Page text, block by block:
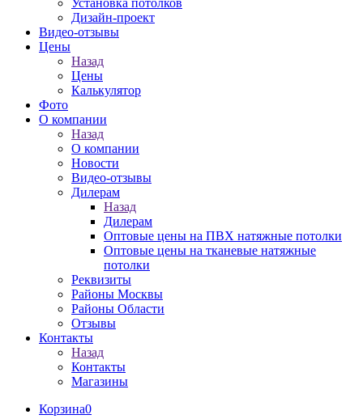
Установка потолков
Дизайн-проект
Видео-отзывы
Цены
Назад
Цены
Калькулятор
Фото
О компании
Назад
О компании
Новости
Видео-отзывы
Дилерам
Назад
Дилерам
Оптовые цены на ПВХ натяжные потолки
Оптовые цены на тканевые натяжные
потолки
Реквизиты
Районы Москвы
Районы Области
Отзывы
Контакты
Назад
Контакты
Магазины
Корзина0